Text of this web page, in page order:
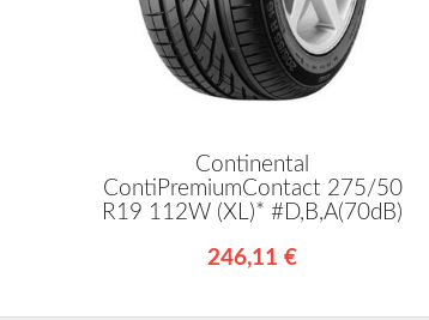
Continental
ContiPremiumContact 275/50
R19 112W (XL)* #D,B,A(70dB)
246,11 €